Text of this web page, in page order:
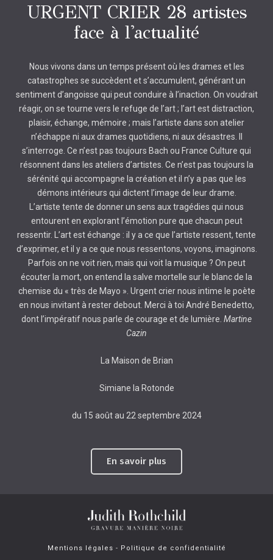
URGENT CRIER 28 artistes
face à l'actualité
Nous vivons dans un temps présent où les drames et les
catastrophes se succèdent et s’accumulent, générant un
sentiment d’angoisse qui peut conduire à l’inaction. On voudrait
réagir, on se tourne vers le refuge de l’art ; l’art est distraction,
plaisir, échange, mémoire ; mais l’artiste dans son atelier
n’échappe ni aux drames quotidiens, ni aux désastres. Il
s’interroge. Ce n’est pas toujours Bach ou France Culture qui
résonnent dans les ateliers d’artistes. Ce n’est pas toujours la
sérénité qui accompagne la création et il n’y a pas que les
démons intérieurs qui dictent l’image de leur drame.
L’artiste tente de donner un sens aux tragédies qui nous
entourent en explorant l’émotion pure que chacun peut
ressentir. L’art est échange : il y a ce que l’artiste ressent, tente
d’exprimer, et il y a ce que nous ressentons, voyons, imaginons.
Parfois on ne voit rien, mais qui voit la musique ? On peut
écouter la mort, on entend la salve mortelle sur le blanc de la
chemise du « très de Mayo ». Urgent crier nous intime le poète
en nous invitant à rester debout. Merci à toi André Benedetto,
dont l’impératif nous parle de courage et de lumière. Martine
Cazin
La Maison de Brian
Simiane la Rotonde
du 15 août au 22 septembre 2024
En savoir plus
Mentions légales - Politique de confidentialité